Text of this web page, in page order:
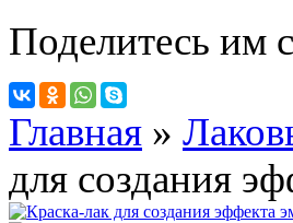
Поделитесь им
Главная »
для создания